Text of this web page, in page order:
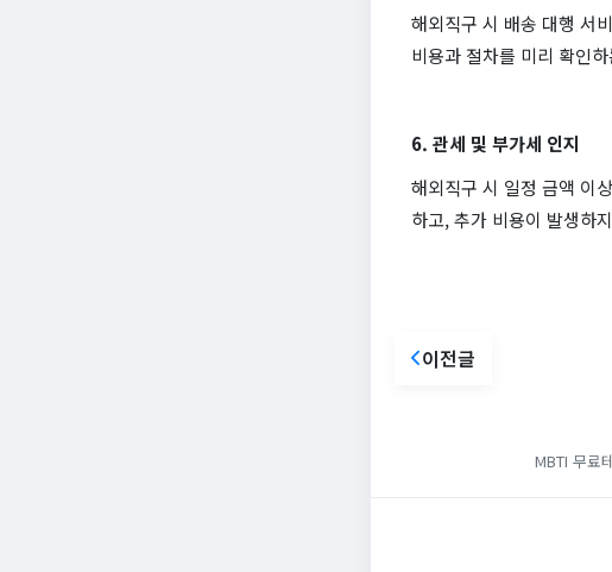
해외직구 시 배송 대행 서
비용과 절차를 미리 확인
6. 관세 및 부가세 인지
해외직구 시 일정 금액 이
하고, 추가 비용이 발생하
이전글
MBTI 무료